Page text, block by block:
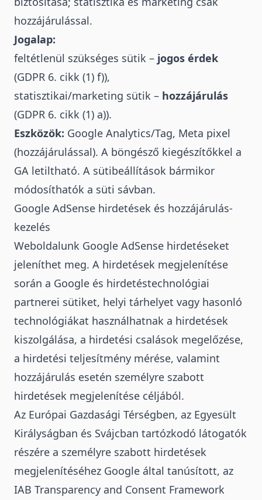
hozzájárulással.
Jogalap:
feltétlenül szükséges sütik – jogos érdek
(GDPR 6. cikk (1) f)),
statisztikai/marketing sütik – hozzájárulás
(GDPR 6. cikk (1) a)).
Eszközök: Google Analytics/Tag, Meta pixel
(hozzájárulással). A böngésző kiegészítőkkel a
GA letiltható. A sütibeállítások bármikor
módosíthatók a süti sávban.
Google AdSense hirdetések és hozzájárulás-
kezelés
Weboldalunk Google AdSense hirdetéseket
jeleníthet meg. A hirdetések megjelenítése
során a Google és hirdetéstechnológiai
partnerei sütiket, helyi tárhelyet vagy hasonló
technológiákat használhatnak a hirdetések
kiszolgálása, a hirdetési csalások megelőzése,
a hirdetési teljesítmény mérése, valamint
hozzájárulás esetén személyre szabott
hirdetések megjelenítése céljából.
Az Európai Gazdasági Térségben, az Egyesült
Királyságban és Svájcban tartózkodó látogatók
részére a személyre szabott hirdetések
megjelenítéséhez Google által tanúsított, az
IAB Transparency and Consent Framework